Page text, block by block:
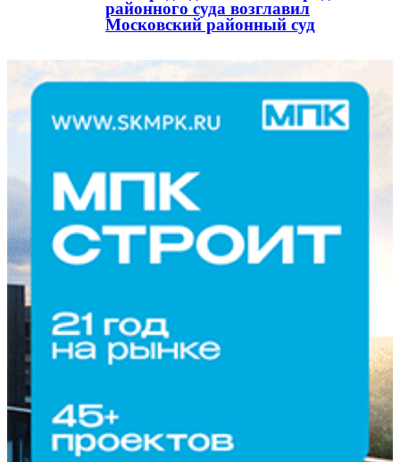
районного суда возглавил
Московский районный суд